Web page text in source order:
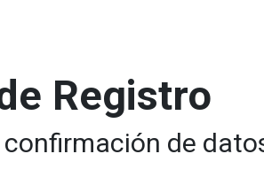
Registro
de